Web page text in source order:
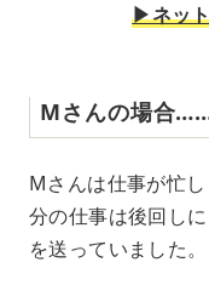
▶︎ネッ
Mさんの場合
Mさんは仕事が忙
分の仕事は後回し
を送っていました。